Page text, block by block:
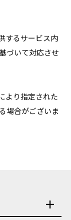
するサービス内
づいて対応させ
より指定された
場合がございま